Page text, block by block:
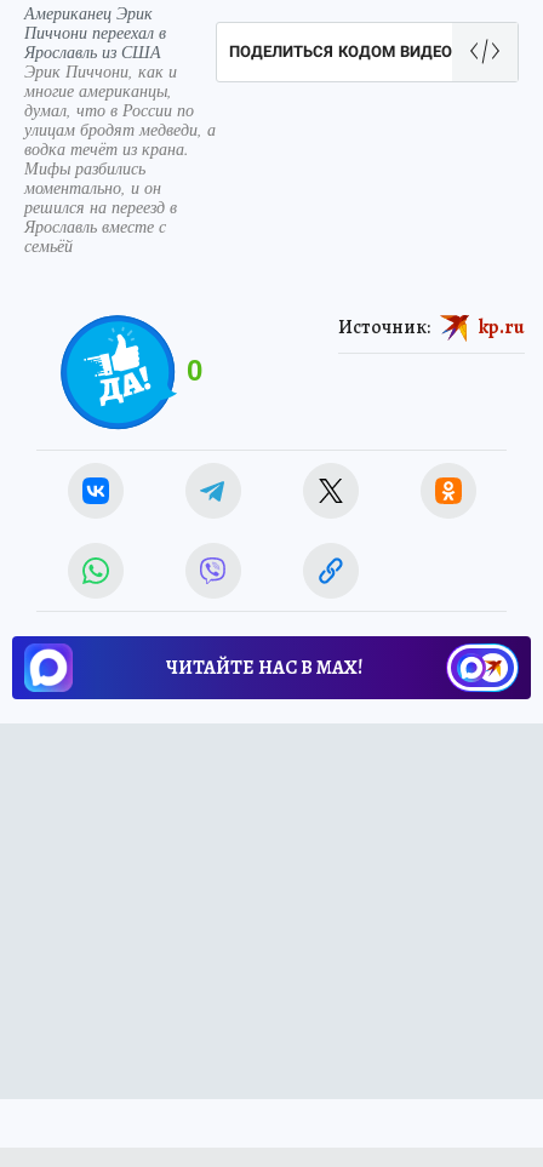
Американец Эрик
Пиччони переехал в
Ярославль из США
Эрик Пиччони, как и
многие американцы,
думал, что в России по
улицам бродят медведи, а
водка течёт из крана.
Мифы разбились
моментально, и он
решился на переезд в
Ярославль вместе с
семьёй
ПОДЕЛИТЬСЯ КОДОМ ВИДЕО
0
Источник: kp.ru
ЧИТАЙТЕ НАС В МАХ!